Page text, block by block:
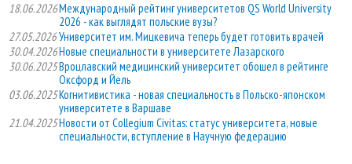
18.06.2026Международный рейтинг университетов QS World University
2026 - как выглядят польские вузы?
27.05.2026Университет им. Мицкевича теперь будет готовить врачей
30.04.2026Новые специальности в университете Лазарского
30.06.2025Вроцлавский медицинский университет обошел в рейтинге
Оксфорд и Йель
03.06.2025Когнитивистика - новая специальность в Польско-японском
университете в Варшаве
21.04.2025Новости от Collegium Civitas: статус университета, новые
специальности, вступление в Научную федерацию